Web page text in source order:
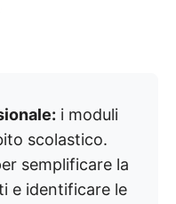
i moduli
scolastico.
semplificare la
e identificare le